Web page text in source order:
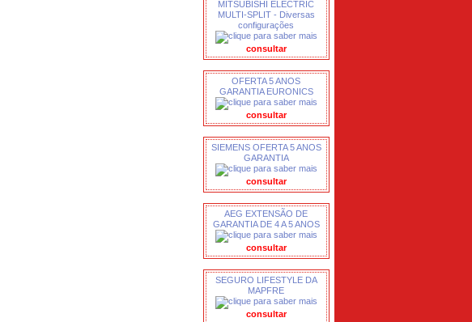
MITSUBISHI ELECTRIC
MULTI-SPLIT - Diversas
configurações
consultar
OFERTA 5 ANOS
GARANTIA EURONICS
consultar
SIEMENS OFERTA 5 ANOS
GARANTIA
consultar
AEG EXTENSÃO DE
GARANTIA DE 4 A 5 ANOS
consultar
SEGURO LIFESTYLE DA
MAPFRE
consultar